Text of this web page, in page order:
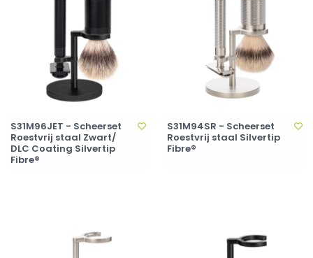
S31M96JET - Scheerset
Roestvrij staal Zwart/
DLC Coating Silvertip
Fibre®
S31M94SR - Scheerset
Roestvrij staal Silvertip
Fibre®